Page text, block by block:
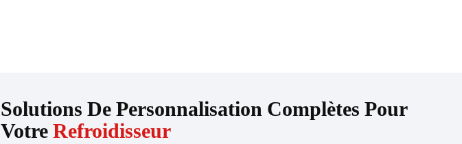
Solutions De Personnalisation Complètes Pour
Votre Refroidisseur